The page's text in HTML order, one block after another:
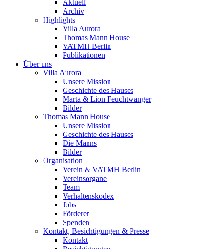
Aktuell
Archiv
Highlights
Villa Aurora
Thomas Mann House
VATMH Berlin
Publikationen
Über uns
Villa Aurora
Unsere Mission
Geschichte des Hauses
Marta & Lion Feuchtwanger
Bilder
Thomas Mann House
Unsere Mission
Geschichte des Hauses
Die Manns
Bilder
Organisation
Verein & VATMH Berlin
Vereinsorgane
Team
Verhaltenskodex
Jobs
Förderer
Spenden
Kontakt, Besichtigungen & Presse
Kontakt